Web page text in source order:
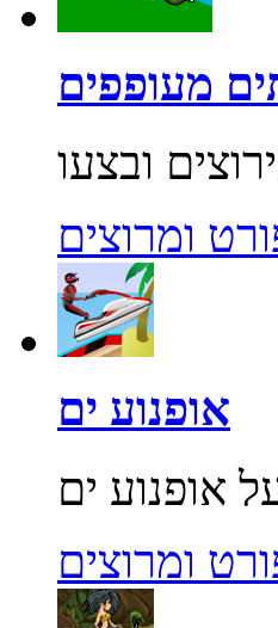
מעופפים
ומרוצים
אופנוע ים
ומרוצים